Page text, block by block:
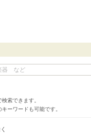
索できます。
ーワードも可能です。